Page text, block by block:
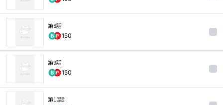
第8話
150
第9話
150
第10話